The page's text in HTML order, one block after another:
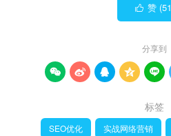
 赞 (51
分享到
    
标签
SEO优化 实战网络营销